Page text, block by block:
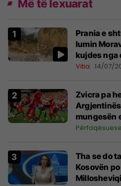
Më të lexuarat
Prania e
lumin
kujdes nga
Vitia 14/07/
Zvicra pa
mungesën
Tha se do
Kosovën